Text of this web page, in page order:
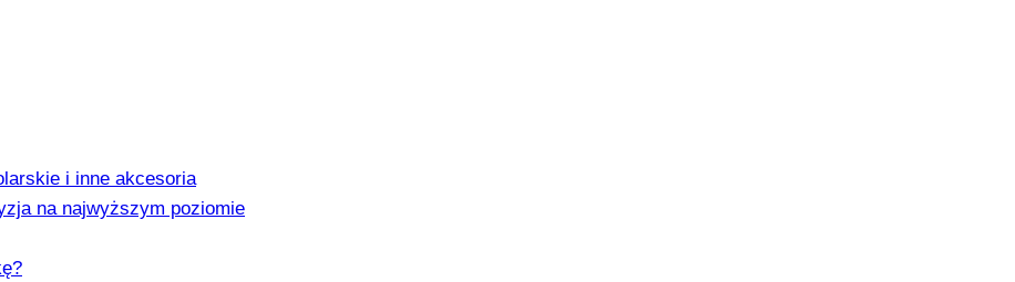
i inne akcesoria
na najwyższym poziomie